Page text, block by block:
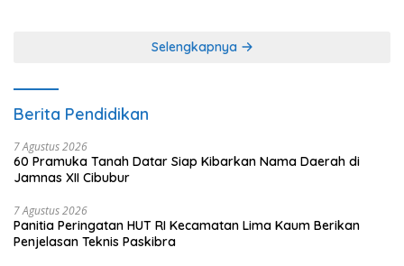
Selengkapnya
Berita Pendidikan
7 Agustus 2026
60 Pramuka Tanah Datar Siap Kibarkan Nama Daerah di
Jamnas XII Cibubur
7 Agustus 2026
Panitia Peringatan HUT RI Kecamatan Lima Kaum Berikan
Penjelasan Teknis Paskibra